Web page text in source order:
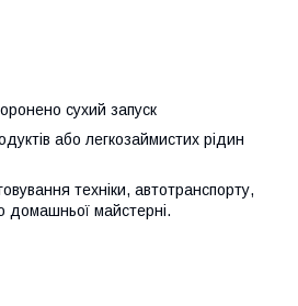
сухий запуск
або легкозаймистих рідин
техніки, автотранспорту,
домашньої майстерні.